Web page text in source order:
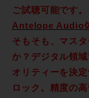
ご試聴可能です。
Antelope Audio
そもそも、 マス
か？デジタル領
オリティーを決
ロック。精度の